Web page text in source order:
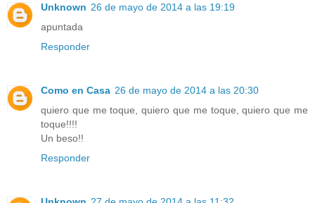
Unknown 26 de mayo de 2014 a las 19:19
apuntada
Responder
Como en Casa 26 de mayo de 2014 a las 20:30
quiero que me toque, quiero que me toque, quiero que me
toque!!!!
Un beso!!
Responder